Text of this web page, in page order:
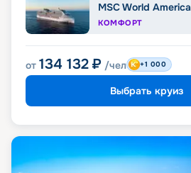
MSC World America
КОМФОРТ
от 134 132 ₽ /чел +1 000
Выбрать круиз